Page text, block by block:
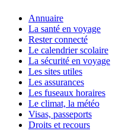
Annuaire
La santé en voyage
Rester connecté
Le calendrier scolaire
La sécurité en voyage
Les sites utiles
Les assurances
Les fuseaux horaires
Le climat, la météo
Visas, passeports
Droits et recours